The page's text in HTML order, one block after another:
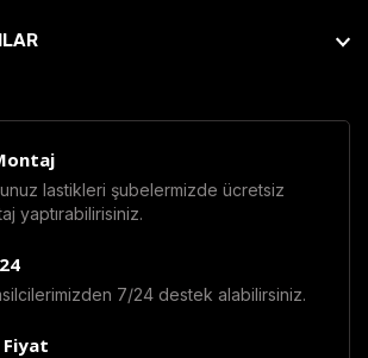
lastikleri şubelermizde ücretsiz
yaptırabilirisiniz.
7/24 destek alabilirsiniz.
Fiyat